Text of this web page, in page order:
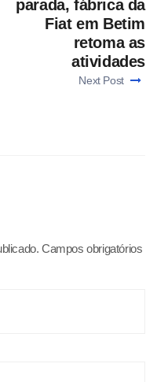
parada, fábrica da
Fiat em Betim
retoma as
atividades
Next Post
Campos obrigatórios